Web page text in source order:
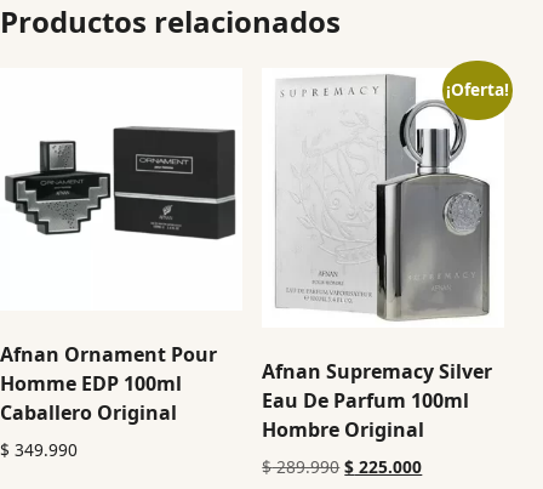
Productos relacionados
Afnan Ornament Pour
Homme EDP 100ml
Caballero Original
$ 349.990
¡Oferta!
Afnan Supremacy Silver
Eau De Parfum 100ml
Hombre Original
$289.990 $ 225.000